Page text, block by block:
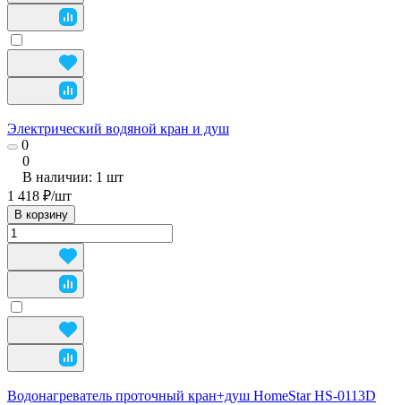
Электрический водяной кран и душ
0
0
В наличии: 1 шт
1 418 ₽/шт
В корзину
Водонагреватель проточный кран+душ HomeStar HS-0113D